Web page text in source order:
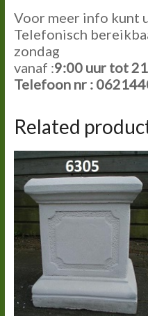
Voor meer info kunt
Telefonisch
zondag
vanaf :9:00 uur tot
Telefoon nr :
Related